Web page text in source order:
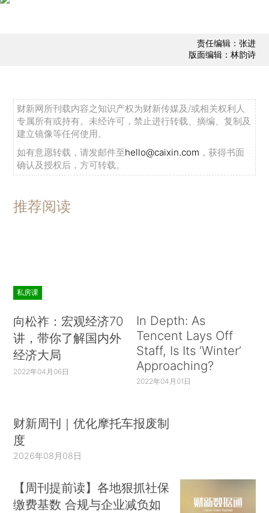
责任编辑：张进
版面编辑：林韵诗
财新网所刊载内容之知识产权为财新传媒及/或相关权利人
专属所有或持有。未经许可，禁止进行转载、摘编、复制及
建立镜像等任何使用。
如有意愿转载，请发邮件至hello@caixin.com ，获得书面
确认及授权后，方可转载。
推荐阅读
私房课
向松祚：宏观经济70
讲，带你了解国内外
经济大局
2022年04月06日
In Depth: As
Tencent Lays Off
Staff, Is Its ‘Winter’
Approaching?
2022年04月01日
财新周刊｜优化摩托车报废制
度
2026年08月08日
【周刊提前读】各地狠抓社保
缴费基数 合规与企业减负如